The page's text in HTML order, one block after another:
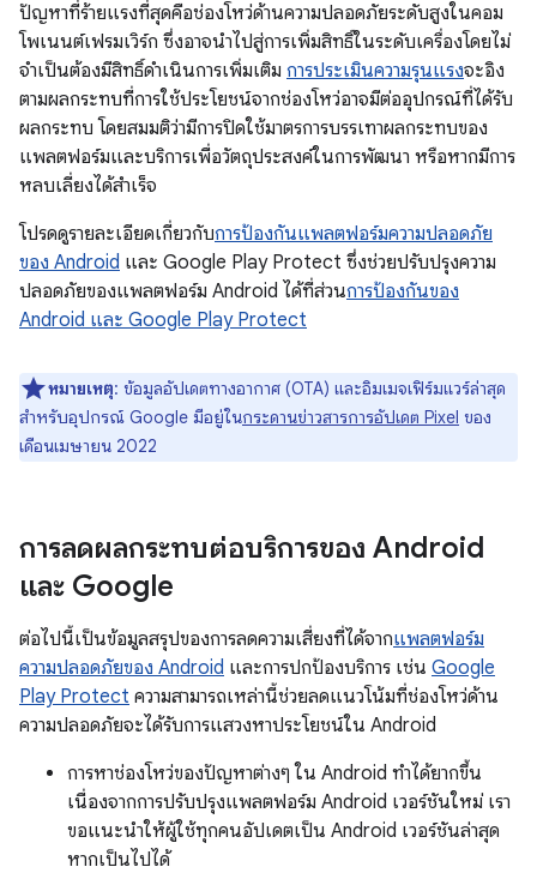
ปัญหาที่ร้ายแรงที่สุดคือช่องโหว่ด้านความปลอดภัยระดับสูงในคอม
โพเนนต์เฟรมเวิร์ก ซึ่งอาจนำไปสู่การเพิ่มสิทธิ์ในระดับเครื่องโดยไม่
จำเป็นต้องมีสิทธิ์ดำเนินการเพิ่มเติม การประเมินความรุนแรงจะอิง
ตามผลกระทบที่การใช้ประโยชน์จากช่องโหว่อาจมีต่ออุปกรณ์ที่ได้รับ
ผลกระทบ โดยสมมติว่ามีการปิดใช้มาตรการบรรเทาผลกระทบของ
แพลตฟอร์มและบริการเพื่อวัตถุประสงค์ในการพัฒนา หรือหากมีการ
หลบเลี่ยงได้สําเร็จ
โปรดดูรายละเอียดเกี่ยวกับการป้องกันแพลตฟอร์มความปลอดภัย
ของ Android และ Google Play Protect ซึ่งช่วยปรับปรุงความ
ปลอดภัยของแพลตฟอร์ม Android ได้ที่ส่วนการป้องกันของ
Android และ Google Play Protect
หมายเหตุ: ข้อมูลอัปเดตทางอากาศ (OTA) และอิมเมจเฟิร์มแวร์ล่าสุด
สำหรับอุปกรณ์ Google มีอยู่ในกระดานข่าวสารการอัปเดต Pixel ของ
เดือนเมษายน 2022
การลดผลกระทบต่อบริการของ Android
และ Google
ต่อไปนี้เป็นข้อมูลสรุปของการลดความเสี่ยงที่ได้จากแพลตฟอร์ม
ความปลอดภัยของ Android และการปกป้องบริการ เช่น Google
Play Protect ความสามารถเหล่านี้ช่วยลดแนวโน้มที่ช่องโหว่ด้าน
ความปลอดภัยจะได้รับการแสวงหาประโยชน์ใน Android
การหาช่องโหว่ของปัญหาต่างๆ ใน Android ทำได้ยากขึ้น
เนื่องจากการปรับปรุงแพลตฟอร์ม Android เวอร์ชันใหม่ เรา
ขอแนะนำให้ผู้ใช้ทุกคนอัปเดตเป็น Android เวอร์ชันล่าสุด
หากเป็นไปได้